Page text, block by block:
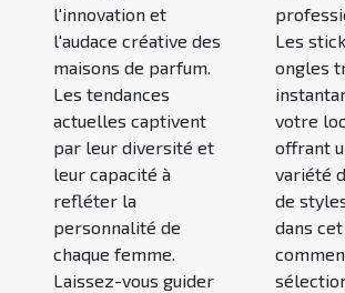
l'innovation et
l'audace créative des
maisons de parfum.
Les tendances
actuelles captivent
par leur diversité et
leur capacité à
refléter la
personnalité de
chaque femme.
Laissez-vous guider
Les
ongles
votre
offrant
variété
de
dans